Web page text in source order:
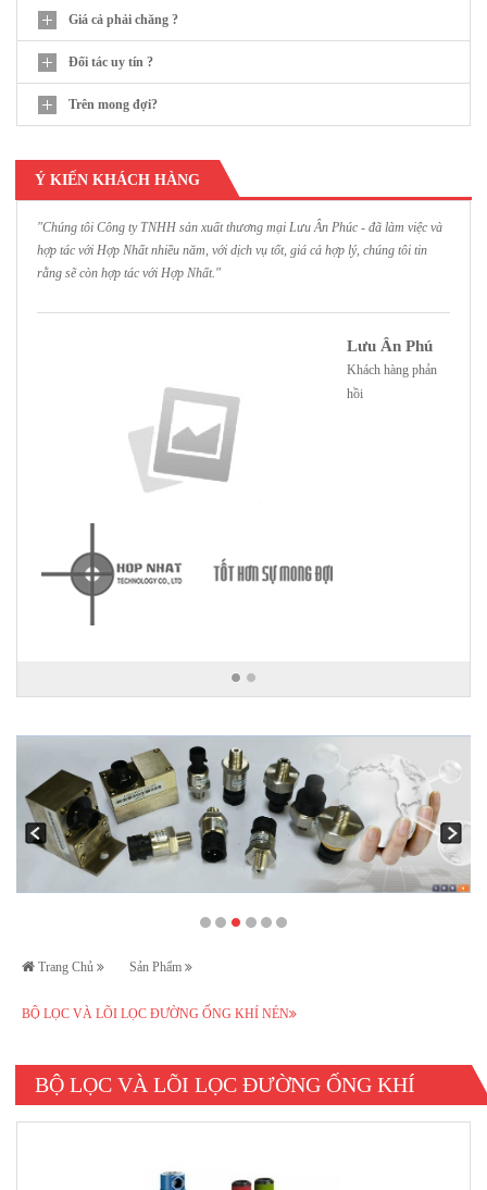
Giá cả phải chăng ?
Đối tác uy tín ?
Trên mong đợi?
Ý KIẾN KHÁCH HÀNG
"Chúng tôi Công ty TNHH sản xuất thương mại Lưu Ân Phúc - đã làm việc và
hợp tác với Hợp Nhất nhiều năm, với dịch vụ tốt, giá cả hợp lý, chúng tôi tin
rằng sẽ còn hợp tác với Hợp Nhất."
Lưu Ân Phú
Khách hàng phản
hồi
Trang Chủ Sản Phẩm
BỘ LỌC VÀ LÕI LỌC ĐƯỜNG ỐNG KHÍ NÉN
BỘ LỌC VÀ LÕI LỌC ĐƯỜNG ỐNG KHÍ
NÉN